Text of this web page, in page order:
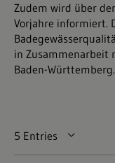
Zudem wird über
Vorjahre informiert.
in Zusammenarbeit
Baden-Württemberg.
5 Entries Per Page